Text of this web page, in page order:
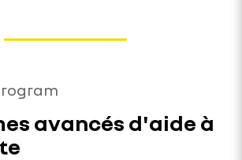
avancés d'aide à